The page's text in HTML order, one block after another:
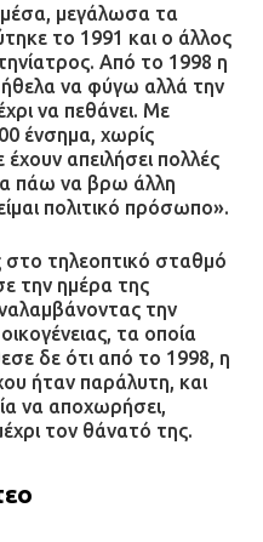
μέσα, μεγάλωσα τα
το 1991 και ο άλλος
Από το 1998 η
ήθελα να φύγω αλλά την
να πεθάνει. Με
ένσημα, χωρίς
απειλήσει πολλές
πάω να βρω άλλη
πολιτικό πρόσωπο».
τηλεοπτικό σταθμό
την ημέρα της
την
τα οποία
δε ότι από το 1998, η
ήταν παράλυτη, και
να αποχωρήσει,
τον θάνατό της.